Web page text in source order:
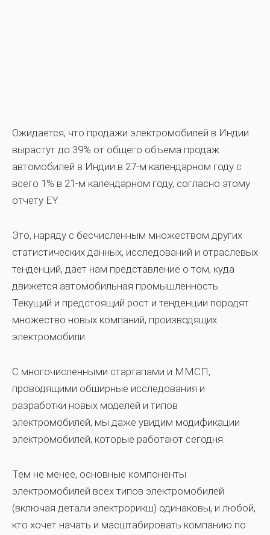
Ожидается, что продажи электромобилей в Индии
вырастут до 39% от общего объема продаж
автомобилей в Индии в 27-м календарном году с
всего 1% в 21-м календарном году, согласно этому
отчету EY.
Это, наряду с бесчисленным множеством других
статистических данных, исследований и отраслевых
тенденций, дает нам представление о том, куда
движется автомобильная промышленность.
Текущий и предстоящий рост и тенденции породят
множество новых компаний, производящих
электромобили.
С многочисленными стартапами и ММСП,
проводящими обширные исследования и
разработки новых моделей и типов
электромобилей, мы даже увидим модификации
электромобилей, которые работают сегодня.
Тем не менее, основные компоненты
электромобилей всех типов электромобилей
(включая детали электрорикш) одинаковы, и любой,
кто хочет начать и масштабировать компанию по